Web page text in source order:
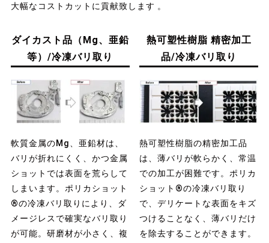
大幅なコストカットに貢献致します 。
ダイカスト品（Mg、亜鉛
等）/冷凍バリ取り
軟質金属のMg、亜鉛材は、
バリが折れにくく、かつ金属
ショットでは表面を荒らして
しまいます。ポリカショット
®の冷凍バリ取りにより、ダ
メージレスで確実なバリ取り
が可能。研磨材が小さく、複
熱可塑性樹脂 精密加工
品/冷凍バリ取り
熱可塑性樹脂の精密加工品
は、薄バリが軟らかく、常温
での加工が困難です。ポリカ
ショット®の冷凍バリ取り
で、デリケートな表面をキズ
つけることなく、薄バリだけ
を除去することができます。